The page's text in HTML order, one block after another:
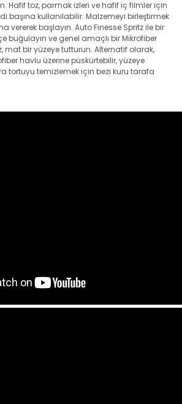
Hafif toz, parmak izleri ve hafif iç filmler için
başına kullanılabilir. Malzemeyi birleştirmek
vererek başlayın. Auto Finesse Spritz ile bir
buğulayın ve genel amaçlı bir Mikrofiber
mat bir yüzeye tutturun. Alternatif olarak,
havlu üzerine püskürtebilir, yüzeye
tortuyu temizlemek için bezi kuru tarafa